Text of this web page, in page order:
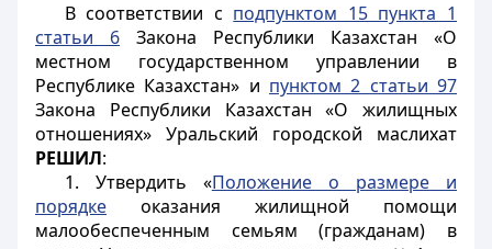
В соответствии с подпунктом 15 пункта 1
статьи 6 Закона Республики Казахстан «О
местном государственном управлении в
Республике Казахстан» и пунктом 2 статьи 97
Закона Республики Казахстан «О жилищных
отношениях» Уральский городской маслихат
РЕШИЛ:
1. Утвердить «Положение о размере и
порядке оказания жилищной помощи
малообеспеченным семьям (гражданам) в